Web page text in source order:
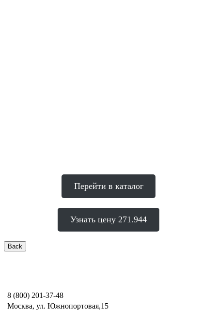
Перейти в каталог
Узнать цену 271.944
8 (800) 201-37-48
Москва, ул. Южнопортовая,15